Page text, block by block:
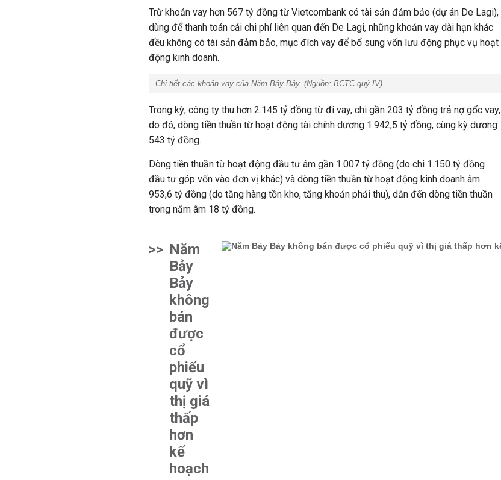
Trừ khoản vay hơn 567 tỷ đồng từ Vietcombank có tài sản đảm bảo (dự án De Lagi),
dùng để thanh toán cái chi phí liên quan đến De Lagi, những khoản vay dài hạn khác
đều không có tài sản đảm bảo, mục đích vay để bổ sung vốn lưu động phục vụ hoạt
động kinh doanh.
Chi tiết các khoản vay của Năm Bảy Bảy. (Nguồn: BCTC quý IV).
Trong kỳ, công ty thu hơn 2.145 tỷ đồng từ đi vay, chi gần 203 tỷ đồng trả nợ gốc vay,
do đó, dòng tiền thuần từ hoạt động tài chính dương 1.942,5 tỷ đồng, cùng kỳ dương
543 tỷ đồng.
Dòng tiền thuần từ hoạt động đầu tư âm gần 1.007 tỷ đồng (do chi 1.150 tỷ đồng
đầu tư góp vốn vào đơn vị khác) và dòng tiền thuần từ hoạt động kinh doanh âm
953,6 tỷ đồng (do tăng hàng tồn kho, tăng khoản phải thu), dẫn đến dòng tiền thuần
trong năm âm 18 tỷ đồng.
>> Năm
Bảy
Bảy
không
bán
được
cổ
phiếu
quỹ vì
thị giá
thấp
hơn
kế
hoạch